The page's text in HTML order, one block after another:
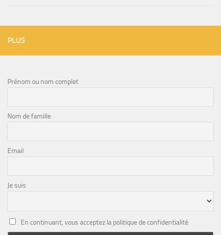
PLUS
Prénom ou nom complet
Nom de famille
Email
Je suis
En continuant, vous acceptez la politique de confidentialité